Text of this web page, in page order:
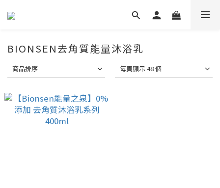
BIONSEN去角質能量沐浴乳
商品排序 每頁顯示 48 個